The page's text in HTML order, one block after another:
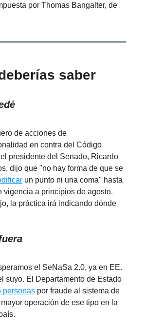
por Thomas Bangalter, de
saber
de acciones de
en contra del Código
presidente del Senado, Ricardo
dijo que "no hay forma de que se
un punto ni una coma" hasta
vigencia a principios de agosto.
la práctica irá indicando dónde
el SeNaSa 2.0, ya en EE.
suyo. El Departamento de Estado
personas por fraude al sistema de
operación de ese tipo en la